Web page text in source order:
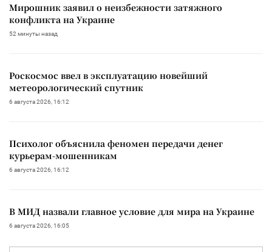
Мирошник заявил о неизбежности затяжного
конфликта на Украине
52 минуты назад
Роскосмос ввел в эксплуатацию новейший
метеорологический спутник
6 августа 2026, 16:12
Психолог объяснила феномен передачи денег
курьерам-мошенникам
6 августа 2026, 16:12
В МИД назвали главное условие для мира на Украине
6 августа 2026, 16:05